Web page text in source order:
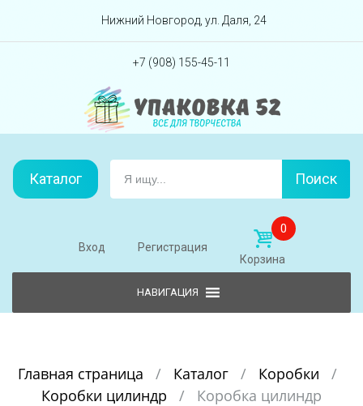
Перейти вниз
Нижний Новгород, ул. Даля, 24
+7 (908) 155-45-11
Каталог Поиск
Вход Регистрация
0
Корзина
Главная страница / Каталог / Коробки
/
Коробки цилиндр
/
Коробка цилиндр